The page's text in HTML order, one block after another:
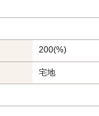
200(%)
宅地